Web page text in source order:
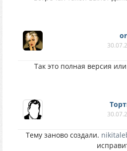
Так это полная версия
Тему заново создали.